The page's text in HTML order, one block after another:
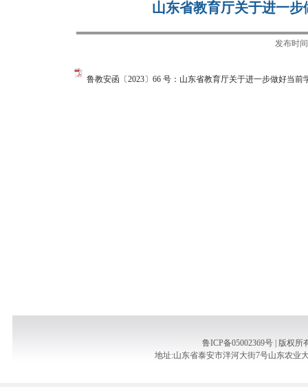
山东省教育厅关于进一
发布时
鲁教安函〔2023〕66 号：山东省教育厅关于进一步做好当
鲁ICP备05002369号 | 版权
地址:山东省泰安市泮河大街7号山东农业